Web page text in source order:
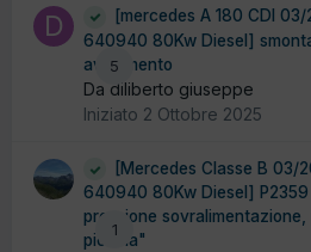
5
[mercedes A 180 CDI
640940 80Kw Diesel]
avviamento
Da diliberto giuseppe
Iniziato 2 Ottobre 2025
1
[Mercedes Classe B 03/
640940 80Kw Diesel] P2359
pressione
piccola"